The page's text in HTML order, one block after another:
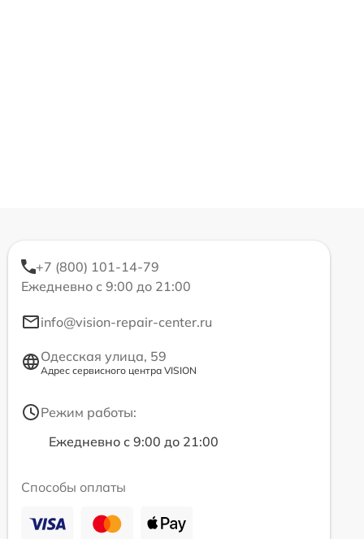
+7 (800) 101-14-79
Ежедневно с 9:00 до 21:00
info@vision-repair-center.ru
Одесская улица, 59
Адрес сервисного центра VISION
Режим работы:
Ежедневно с 9:00 до 21:00
Способы оплаты